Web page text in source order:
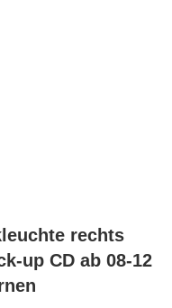
rechts
up CD ab 08-12